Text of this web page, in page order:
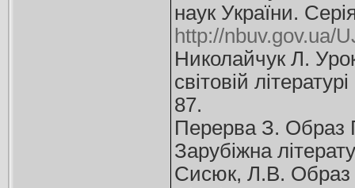
наук України.
http://nbuv.gov.ua/
Николайчук Л.
світовій
87.
Перерва З. Образ
Зарубіжна
Сисюк, Л.В. Образ